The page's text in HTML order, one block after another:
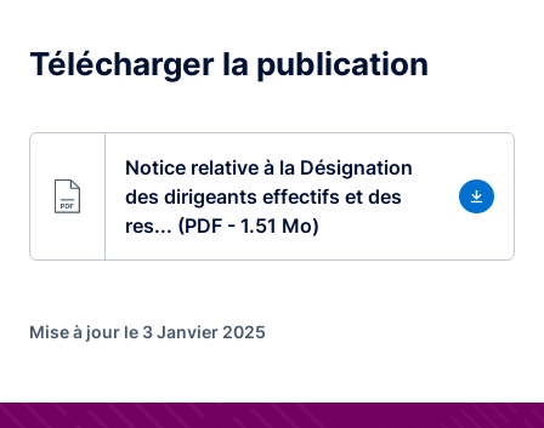
Télécharger la publication
Notice relative à la Désignation
des dirigeants effectifs et des
res... (PDF - 1.51 Mo)
Mise à jour le 3 Janvier 2025